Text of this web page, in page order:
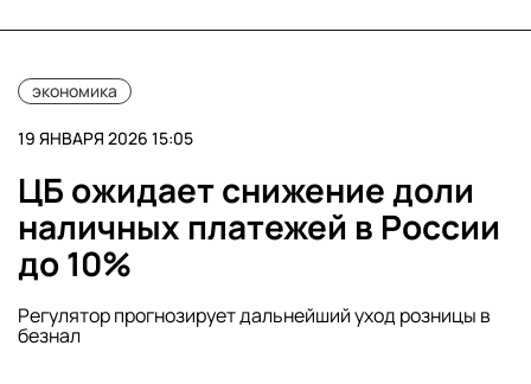
экономика
19 ЯНВАРЯ 2026 15:05
ЦБ ожидает снижение доли
наличных платежей в России
до 10%
Регулятор прогнозирует дальнейший уход розницы в
безнал